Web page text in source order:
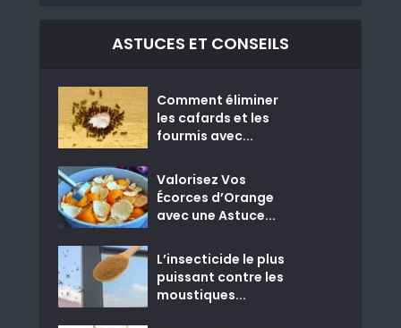
ASTUCES ET CONSEILS
Comment éliminer
les cafards et les
fourmis avec...
Valorisez Vos
Écorces d’Orange
avec une Astuce...
L’insecticide le plus
puissant contre les
moustiques...